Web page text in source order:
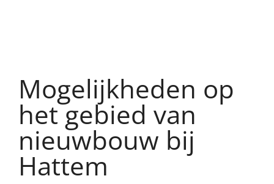
Mogelijkheden op
het gebied van
nieuwbouw bij
Hattem
informatie over uw gebruik van onze site met onze
partners voor social media, adverteren en analyse. Deze
partners kunnen deze gegevens combineren met andere
informatie die u aan ze heeft verstrekt of die ze hebben
verzameld op basis van uw gebruik van hun services
AFWIJZEN AANPASSEN